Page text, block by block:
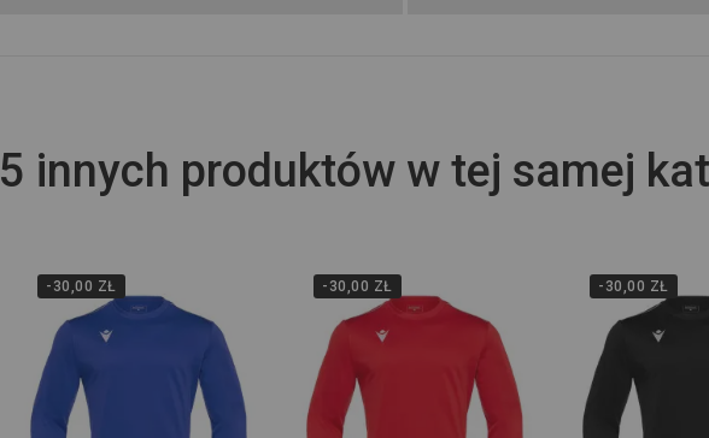
5 innych produktów w tej samej
-30,00 ZŁ -30,00 ZŁ -30,00 ZŁ